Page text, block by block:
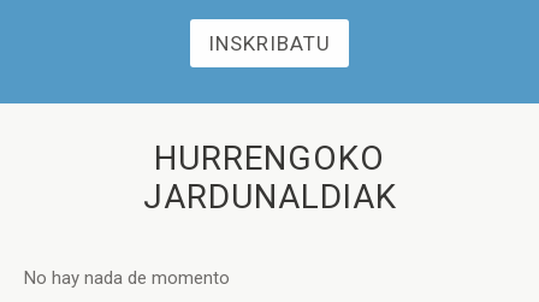
INSKRIBATU
HURRENGOKO
JARDUNALDIAK
No hay nada de momento